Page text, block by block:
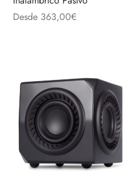
Desde 363,00€